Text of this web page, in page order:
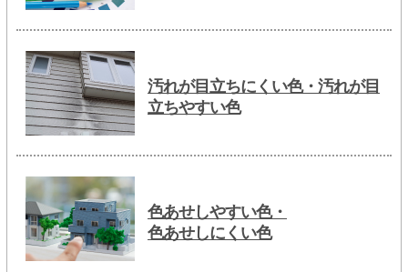
汚れが目立ちにくい色・汚れが目
立ちやすい色
色あせしやすい色・
色あせしにくい色